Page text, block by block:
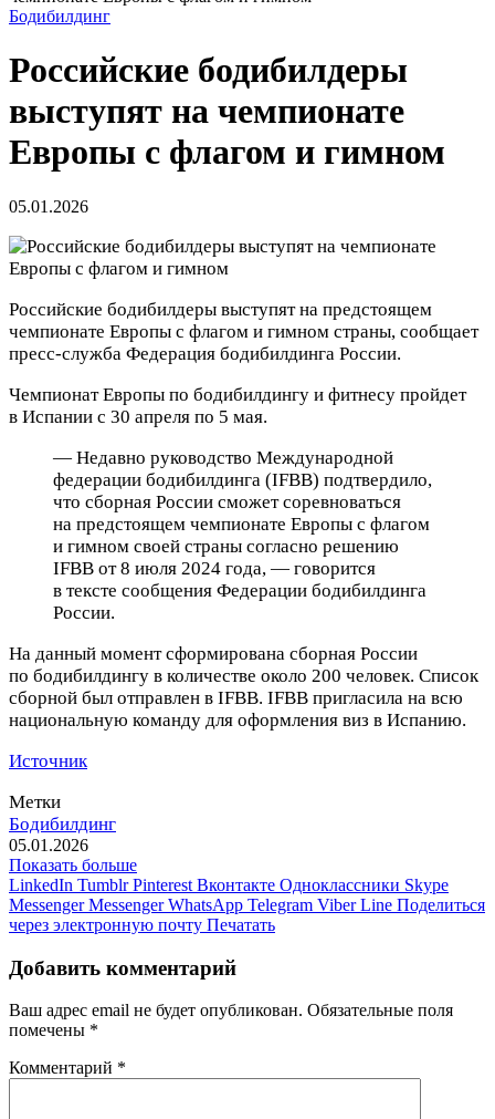
Бодибилдинг
Российские бодибилдеры
выступят на чемпионате
Европы с флагом и гимном
05.01.2026
Российские бодибилдеры выступят на предстоящем
чемпионате Европы с флагом и гимном страны, сообщает
пресс‑служба Федерация бодибилдинга России.
Чемпионат Европы по бодибилдингу и фитнесу пройдет
в Испании с 30 апреля по 5 мая.
— Недавно руководство Международной
федерации бодибилдинга (IFBB) подтвердило,
что сборная России сможет соревноваться
на предстоящем чемпионате Европы с флагом
и гимном своей страны согласно решению
IFBB от 8 июля 2024 года, — говорится
в тексте сообщения Федерации бодибилдинга
России.
На данный момент сформирована сборная России
по бодибилдингу в количестве около 200 человек. Список
сборной был отправлен в IFBB. IFBB пригласила на всю
национальную команду для оформления виз в Испанию.
Источник
Метки
Бодибилдинг
05.01.2026
Показать больше
LinkedIn Tumblr Pinterest Вконтакте Одноклассники Skype
Messenger Messenger WhatsApp Telegram Viber Line Поделиться
через электронную почту Печатать
Добавить комментарий
Ваш адрес email не будет опубликован. Обязательные поля
помечены *
Комментарий *